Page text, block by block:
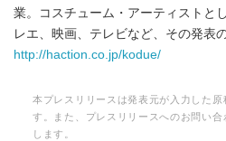
業。コスチューム・アーティストと
レエ、映画、テレビなど、その発表
http://haction.co.jp/kodue/
本プレスリリースは発表元が入力した原
す。また、プレスリリースへのお問い
します。